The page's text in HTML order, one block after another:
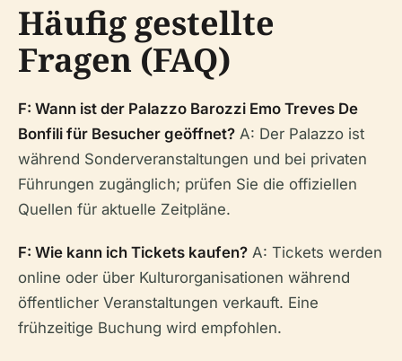
Häufig gestellte
Fragen (FAQ)
F: Wann ist der Palazzo Barozzi Emo Treves De
Bonfili für Besucher geöffnet? A: Der Palazzo ist
während Sonderveranstaltungen und bei privaten
Führungen zugänglich; prüfen Sie die offiziellen
Quellen für aktuelle Zeitpläne.
F: Wie kann ich Tickets kaufen? A: Tickets werden
online oder über Kulturorganisationen während
öffentlicher Veranstaltungen verkauft. Eine
frühzeitige Buchung wird empfohlen.